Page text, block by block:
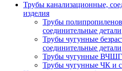
Трубы канализационные,
изделия
Трубы
соединительные детали
Трубы чугунные
соединительные детали
Трубы чугунные ВЧШГ
Трубы чугунные ЧК и